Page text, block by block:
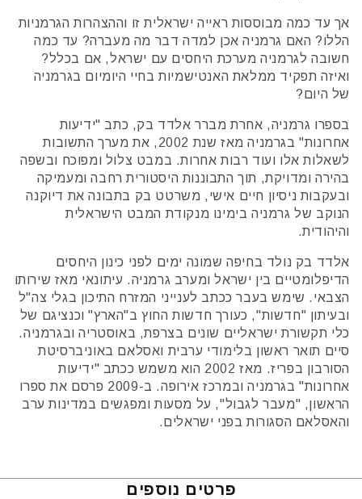
אך עד כמה מבוססות ראייה ישראלית זו וההצהרות הגרמניות
הללו? האם גרמניה אכן למדה דבר מה מעברה? עד כמה
חשובה לגרמניה מערכת היחסים עם ישראל, אם בכלל?
ואיזה תפקיד ממלאת האנטישמיות בחיי היומיום בגרמניה
של היום?
בספרו גרמניה, אחרת מברר אלדד בק, כתב "ידיעות
אחרונות" בגרמניה מאז שנת 2002, את מערך התשובות
לשאלות אלו ועוד רבות אחרות. במבט צלול ומפוכח ובשפה
בהירה ומדויקת, תוך התבוננות היסטורית רחבה ומעמיקה
ובעקבות ניסיון חיים אישי, משרטט בק בתבונה את דיוקנה
הנוקב של גרמניה בימינו מנקודת המבט הישראלית
והיהודית.
אלדד בק נולד בחיפה שמונה ימים לפני כינון היחסים
הדיפלומטיים בין ישראל ומערב גרמניה. עיתונאי מאז שירותו
הצבאי. שימש בעבר ככתב לענייני המזרח התיכון בגלי צה"ל
ובעיתון "חדשות", כעורך חדשות החוץ ב"הארץ" וכנציגם של
כלי תקשורת ישראליים שונים בצרפת, באוסטריה ובגרמניה.
סיים תואר ראשון בלימודי ערבית ואסלאם באוניברסיטת
הסורבון בפריז. מאז 2002 הוא משמש ככתב "ידיעות
אחרונות" בגרמניה ובמרכז אירופה. ב-2009 פרסם את ספרו
הראשון, "מעבר לגבול", על מסעות ומפגשים במדינות ערב
והאסלאם הסגורות בפני ישראלים.
פרטים נוספים